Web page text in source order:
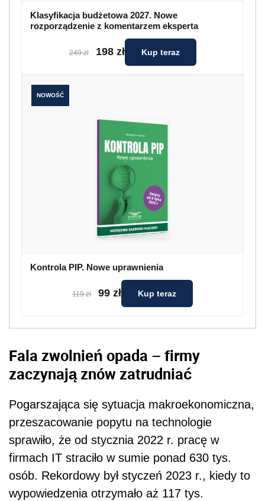
Klasyfikacja budżetowa 2027. Nowe
rozporządzenie z komentarzem eksperta
249 zł 198 zł Kup teraz
NOWOŚĆ
Kontrola PIP. Nowe uprawnienia
119 zł 99 zł Kup teraz
Fala zwolnień opada – firmy
zaczynają znów zatrudniać
Pogarszająca się sytuacja makroekonomiczna,
przeszacowanie popytu na technologie
sprawiło, że od stycznia 2022 r. pracę w
firmach IT straciło w sumie ponad 630 tys.
osób. Rekordowy był styczeń 2023 r., kiedy to
wypowiedzenia otrzymało aż 117 tys.